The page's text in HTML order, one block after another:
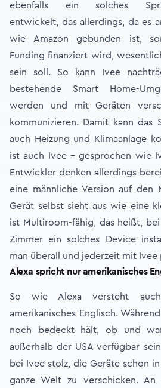
ebenfalls ein solches
entwickelt, das allerdings, da es
wie Amazon gebunden ist,
Funding finanziert wird,
sein soll. So kann Ivee
bestehende Smart Home-
werden und mit Geräten
kommunizieren. Damit kann das
auch Heizung und Klimaanlage
ist auch Ivee – gesprochen wie
Entwickler denken allerdings
eine männliche Version auf den
Gerät selbst sieht aus wie eine
ist Multiroom-fähig, das heißt,
Zimmer ein solches Device
man überall und jederzeit mit Ivee
Alexa spricht nur amerikanisches
So wie Alexa versteht
amerikanisches Englisch.
noch bedeckt hält, ob und
außerhalb der USA verfügbar
bei Ivee stolz, die Geräte schon
ganze Welt zu verschicken. An